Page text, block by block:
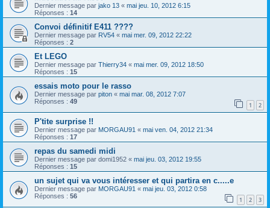
Dernier message par jako 13 « mai jeu. 10, 2012 6:15
Réponses : 14
Convoi définitif E411 ????
Dernier message par RV54 « mai mer. 09, 2012 22:22
Réponses : 2
Et LEGO
Dernier message par Thierry34 « mai mer. 09, 2012 18:50
Réponses : 15
essais moto pour le rasso
Dernier message par piton « mai mar. 08, 2012 7:07
Réponses : 49 1 2
P'tite surprise !!
Dernier message par MORGAU91 « mai ven. 04, 2012 21:34
Réponses : 17
repas du samedi midi
Dernier message par domi1952 « mai jeu. 03, 2012 19:55
Réponses : 15
un sujet qui va vous intéresser et qui partira en c.....e
Dernier message par MORGAU91 « mai jeu. 03, 2012 0:58
Réponses : 56 1 2 3